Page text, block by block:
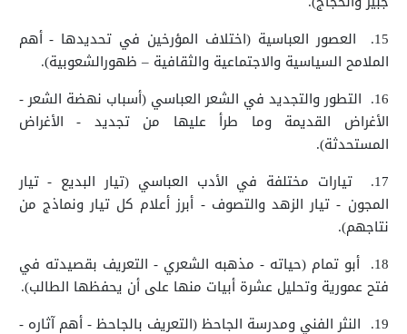
15.
العصور العباسية (اختلاف المؤرخين في تحديدها - أهم
الملامح السياسية والاجتماعية والثقافية – ظهورالشعوبية).
16. التطور والتجديد في الشعر العباسي (أسباب نهضة الشعر -
الأغراض القديمة وما طرأ عليها من تجديد - الأغراض
المستحدثة).
17.
تيارات مختلفة في الأدب العباسي (تيار البديع - تيار
المجون - تيار الزهد والتصوف - أبرز أعلام كل تيار ونماذج من
نتاجهم).
18.
أبو تمام (حياته - مذهبه الشعري - التعريف بقصيدته في
فتح عمورية وتحليل عشرة أبيات منها على أن يحفظها الطالب).
19.
النثر الفني ومدرسة الجاحظ (التعريف بالجاحظ - أهم آثاره -